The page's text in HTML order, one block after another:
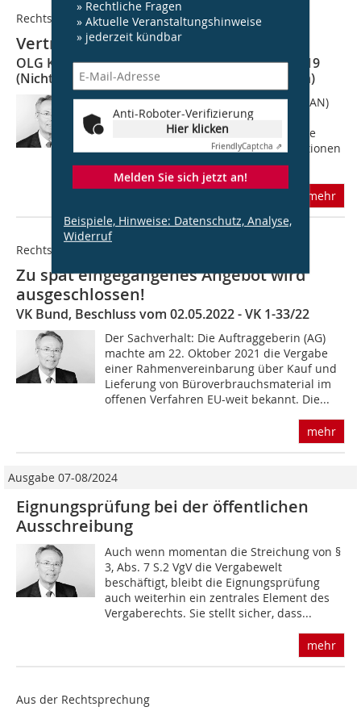
» Rechtliche Fragen
» Aktuelle Veranstaltungshinweise
» jederzeit kündbar
Anti-Roboter-Verifizierung
Hier klicken
FriendlyCaptcha ⇗
Melden Sie sich jetzt an!
Beispiele, Hinweise: Datenschutz, Analyse,
Widerruf
Rechtsprechung
Vertragsrecht ist nicht Vergaberecht!
OLG Karlsruhe, Urteil vom 20.04.2021 - 19 U 28/19
(Nichtzulassungsbeschwerde zurückgenommen)
Der Sachverhalt: Der Auftragnehmer (AN)
begehrte vom Auftraggeber (AG) die
restliche Vergütung für die verlängerte
Standzeit eines Bauzauns. Unter Positionen
01.01.0080 enthielt das...
mehr
Rechtsprechung
Zu spät eingegangenes Angebot wird
ausgeschlossen!
VK Bund, Beschluss vom 02.05.2022 - VK 1-33/22
Der Sachverhalt: Die Auftraggeberin (AG)
machte am 22. Oktober 2021 die Vergabe
einer Rahmenvereinbarung über Kauf und
Lieferung von Büroverbrauchsmaterial im
offenen Verfahren EU-weit bekannt. Die...
mehr
Ausgabe 07-08/2024
Eignungsprüfung bei der öffentlichen
Ausschreibung
Auch wenn momentan die Streichung von §
3, Abs. 7 S.2 VgV die Vergabewelt
beschäftigt, bleibt die Eignungsprüfung
auch weiterhin ein zentrales Element des
Vergaberechts. Sie stellt sicher, dass...
mehr
Aus der Rechtsprechung